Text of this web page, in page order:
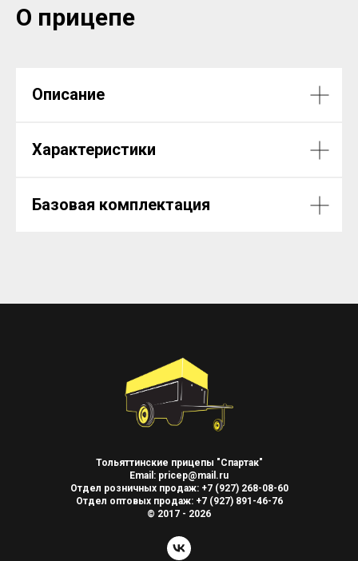
О прицепе
Описание
Характеристики
Базовая комплектация
Тольяттинские прицепы "Спартак"
Email: pricep@mail.ru
Отдел розничных продаж: +7 (927) 268-08-60
Отдел оптовых продаж: +7 (927) 891-46-76
© 2017 - 2026